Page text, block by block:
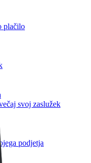
plačilo
svoj zaslužek
podjetja